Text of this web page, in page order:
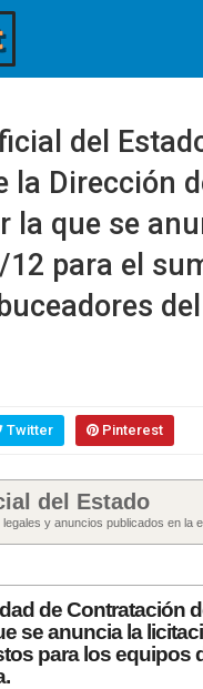
del
la Dirección
la que se
12 para el
Twitter Pinterest
del Estado
y anuncios publicados en la
de Contratación
se anuncia la
para los equipos